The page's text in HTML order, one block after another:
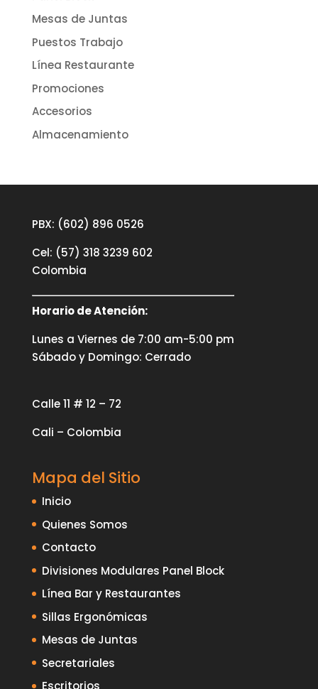
Mesas de Juntas
Puestos Trabajo
Línea Restaurante
Promociones
Accesorios
Almacenamiento
PBX: (602) 896 0526
Cel: (57) 318 3239 602
Colombia
Horario de Atención:
Lunes a Viernes de 7:00 am-5:00 pm
Sábado y Domingo: Cerrado
Calle 11 # 12 – 72
Cali – Colombia
Mapa del Sitio
Inicio
Quienes Somos
Contacto
Divisiones Modulares Panel Block
Línea Bar y Restaurantes
Sillas Ergonómicas
Mesas de Juntas
Secretariales
Escritorios